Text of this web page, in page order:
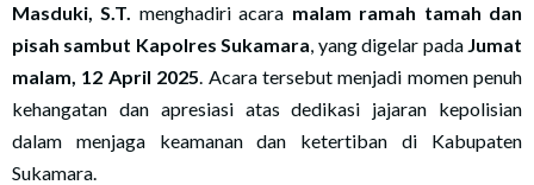
Masduki, S.T. menghadiri acara malam ramah tamah dan
pisah sambut Kapolres Sukamara, yang digelar pada Jumat
malam, 12 April 2025. Acara tersebut menjadi momen penuh
kehangatan dan apresiasi atas dedikasi jajaran kepolisian
dalam menjaga keamanan dan ketertiban di Kabupaten
Sukamara.